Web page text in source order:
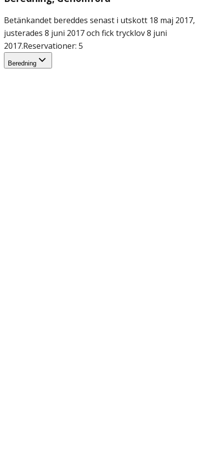
Betänkandet bereddes senast i utskott 18 maj 2017,
justerades 8 juni 2017 och fick trycklov 8 juni
2017.Reservationer: 5
Beredning